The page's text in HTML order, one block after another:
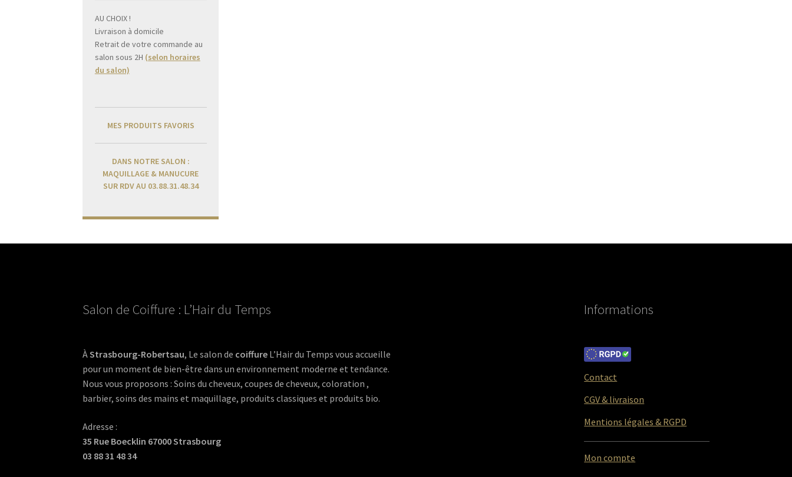
AU CHOIX !
Livraison à domicile
Retrait de votre commande au
salon sous 2H (selon horaires
du salon)
MES PRODUITS FAVORIS
DANS NOTRE SALON :
MAQUILLAGE & MANUCURE
SUR RDV AU 03.88.31.48.34
Salon de Coiffure : L’Hair du Temps
ÀStrasbourg-Robertsau, Le salon de coiffure L’Hair du Temps vous accueille
pour un moment de bien-être dans un environnement moderne et tendance.
Nous vous proposons : Soins du cheveux, coupes de cheveux, coloration ,
barbier, soins des mains et maquillage, produits classiques et produits bio.
Adresse :
35 Rue Boecklin 67000 Strasbourg
03 88 31 48 34
Informations
Contact
CGV & livraison
Mentions légales & RGPD
Mon compte